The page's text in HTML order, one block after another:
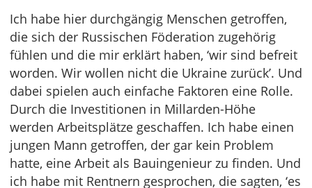
Ich habe hier durchgängig Menschen getroffen,
die sich der Russischen Föderation zugehörig
fühlen und die mir erklärt haben, ‘wir sind befreit
worden. Wir wollen nicht die Ukraine zurück’. Und
dabei spielen auch einfache Faktoren eine Rolle.
Durch die Investitionen in Millarden-Höhe
werden Arbeitsplätze geschaffen. Ich habe einen
jungen Mann getroffen, der gar kein Problem
hatte, eine Arbeit als Bauingenieur zu finden. Und
ich habe mit Rentnern gesprochen, die sagten, ‘es